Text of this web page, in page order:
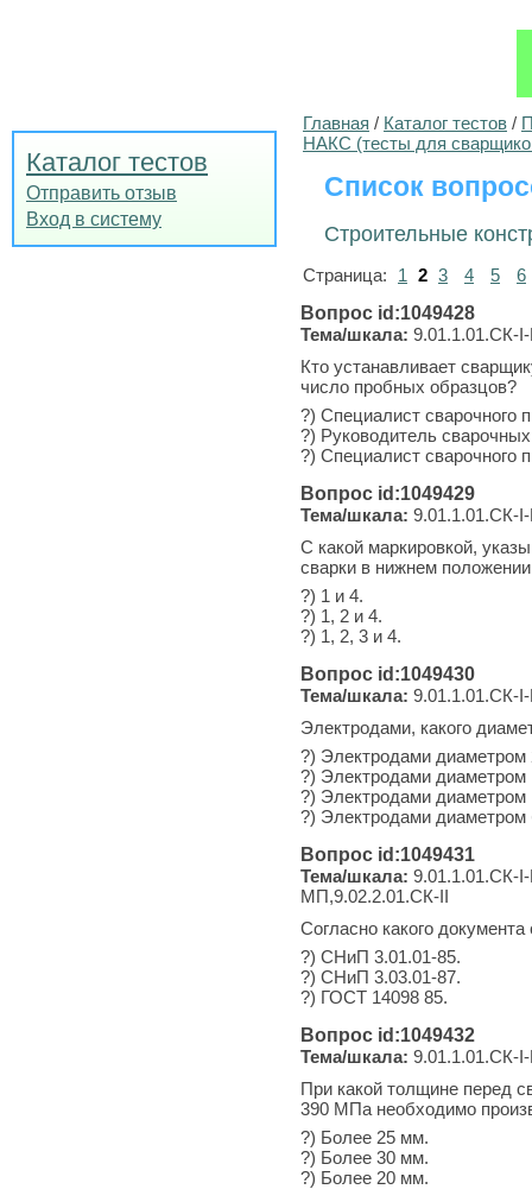
Каталог тестов
Отправить отзыв
Вход в систему
Главная / Каталог тестов /
НАКС (тесты для
Список
Строительные
Страница: 1 2 3 4 5
6
Вопрос id:1049428
Тема/шкала: 9.01.1.01.СК-
Кто устанавливает
число пробных образцов?
?) Специалист сварочного
?) Руководитель
?) Специалист сварочного
Вопрос id:1049429
Тема/шкала: 9.01.1.01.СК-
С какой маркировкой,
сварки в нижнем
?) 1 и 4.
?) 1, 2 и 4.
?) 1, 2, 3 и 4.
Вопрос id:1049430
Тема/шкала: 9.01.1.01.СК-
Электродами, какого
?) Электродами диаметром
?) Электродами
?) Электродами
?) Электродами
Вопрос id:1049431
Тема/шкала: 9.01.1.01.СК-
МП,9.02.2.01.СК-II
Согласно какого
?) СНиП 3.01.01-85.
?) СНиП 3.03.01-87.
?) ГОСТ 14098 85.
Вопрос id:1049432
Тема/шкала: 9.01.1.01.СК-
При какой толщине перед
390 МПа необходимо
?) Более 25 мм.
?) Более 30 мм.
?) Более 20 мм.